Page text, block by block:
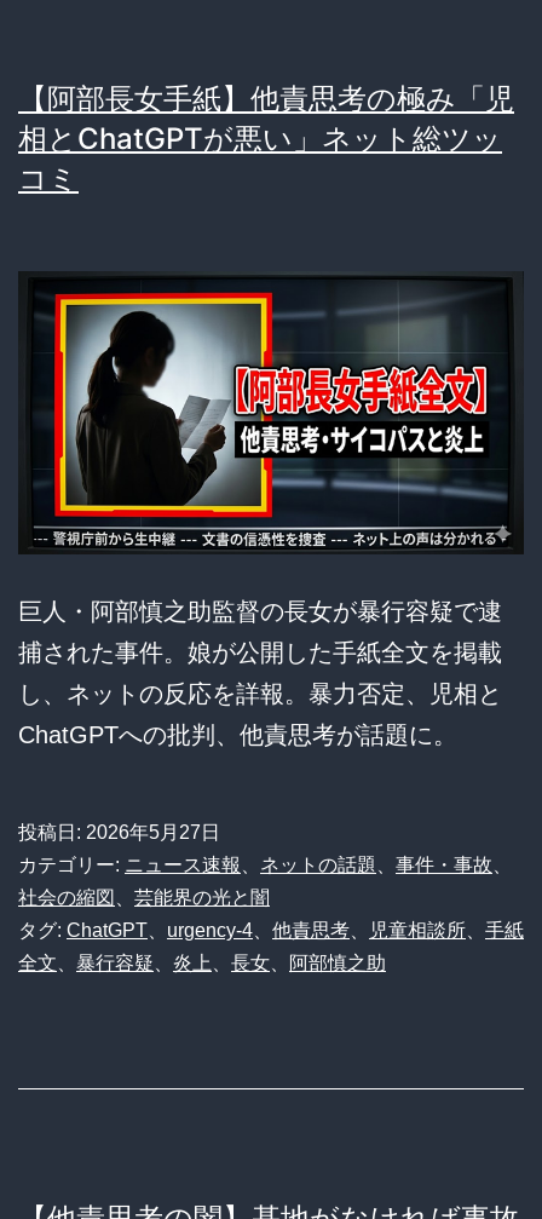
【阿部長女手紙】他責思考の極み「児
相とChatGPTが悪い」ネット総ツッ
コミ
巨人・阿部慎之助監督の長女が暴行容疑で逮
捕された事件。娘が公開した手紙全文を掲載
し、ネットの反応を詳報。暴力否定、児相と
ChatGPTへの批判、他責思考が話題に。
投稿日: 2026年5月27日
カテゴリー: ニュース速報 ネットの話題 事件・事故
社会の縮図
芸能界の光と闇
タグ: ChatGPT urgency-4 他責思考 児童相談所
手紙
全文
暴行容疑 炎上 長女 阿部慎之助